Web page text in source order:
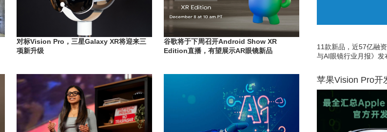
对标Vision Pro，三星Galaxy XR将迎来三
项新升级
谷歌将于下周召开Android Show XR
Edition直播，有望展示AR眼镜新品
11款新品，近57亿融
与AI眼镜行业月报》发
苹果Vision Pro开